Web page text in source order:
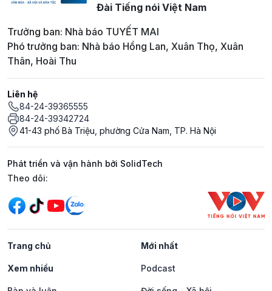
Đài Tiếng nói Việt Nam
Trưởng ban: Nhà báo TUYẾT MAI
Phó trưởng ban: Nhà báo Hồng Lan, Xuân Thọ, Xuân
Thân, Hoài Thu
Liên hệ
84-24-39365555
84-24-39342724
41-43 phố Bà Triệu, phường Cửa Nam, TP. Hà Nội
Phát triển và vận hành bởi SolidTech
Mạng xã hội
Theo dõi:
Trang chủ Mới nhất
Xem nhiều Podcast